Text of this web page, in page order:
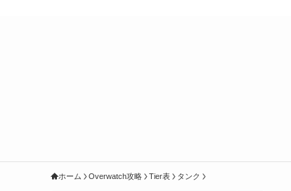
ホーム Overwatch攻略 Tier表 タンク